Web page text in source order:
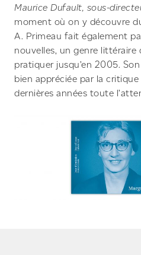
Maurice Dufault, sous-
moment où on y découvre
A. Primeau fait également
nouvelles, un genre littéraire
pratiquer jusqu’en 2005.
bien appréciée par la
dernières années toute